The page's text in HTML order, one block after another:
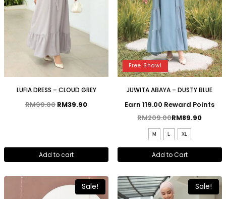
LUFIA DRESS – CLOUD GREY
RM99.00 RM39.90
Add to cart
Free Shawl
JUWITA ABAYA – DUSTY BLUE
Earn 119.00 Reward Points
RM209.00RM89.90
M L XL
Add to Cart
Sale! Sale!